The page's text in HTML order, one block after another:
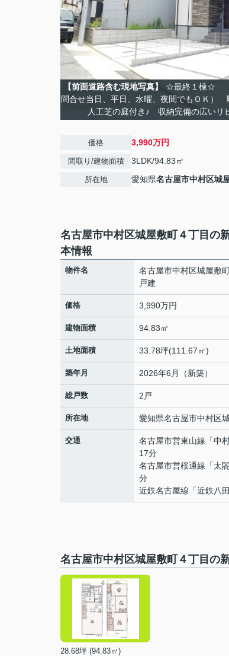
【前面道路含む現地写真】
☆最終１棟☆ 新
問合せ当日、平日、水曜、夜間でもＯＫ
人工芝の庭付き♪ 収納完備の広い
価格 3,990万円
間取り/建物面積 3LDK/94.83㎡
所在地 愛知県名古屋市中村区城
名古屋市中村区城屋敷町４丁目の
本情報
物件名
名古屋市中村区城屋敷
戸建
価格 3,990万円
建物面積 94.83㎡
土地面積 33.78坪(111.67㎡)
築年月 2026年6月（新築）
総戸数 2戸
所在地 愛知県名古屋市中村区
交通 名古屋市営東山線 「中
17分
名古屋市営桜通線 「太
分
近鉄名古屋線 「近鉄八田
名古屋市中村区城屋敷町４丁目の
28.68坪 (94.83㎡)